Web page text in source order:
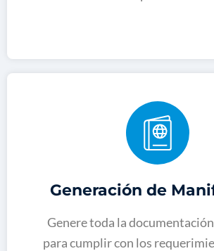
Generación de
Genere toda la
para cumplir con los